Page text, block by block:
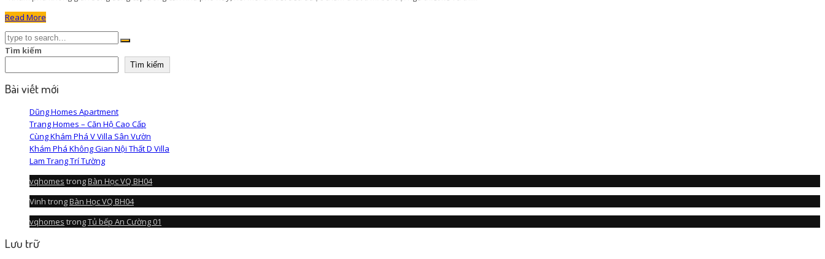
Read More
Tìm kiếm
Tìm kiếm
Bài viết mới
Dũng Homes Apartment
Trang Homes – Căn Hộ Cao Cấp
Cùng Khám Phá V Villa Sân Vườn
Khám Phá Không Gian Nội Thất D Villa
Lam Trang Trí Tường
vqhomes trongBàn Học VQ BH04
Vinh trongBàn Học VQ BH04
vqhomes trongTủ bếp An Cường 01
Lưu trữ